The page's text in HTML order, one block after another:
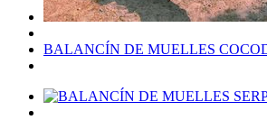
BALANCÍN DE MUELLES